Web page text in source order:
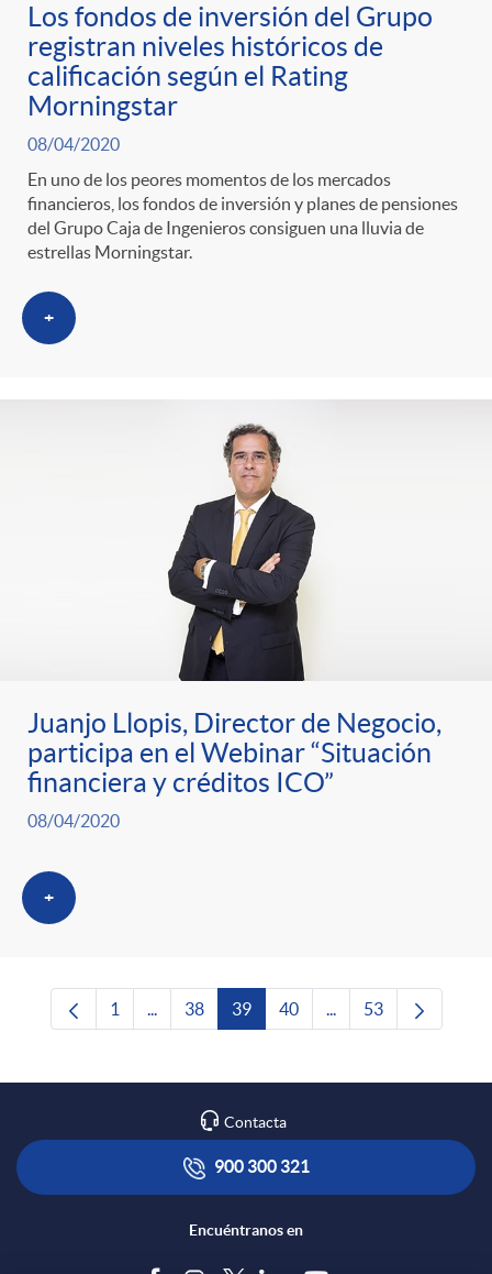
Los fondos de inversión del Grupo
registran niveles históricos de
calificación según el Rating
Morningstar
08/04/2020
En uno de los peores momentos de los mercados
financieros, los fondos de inversión y planes de pensiones
del Grupo Caja de Ingenieros consiguen una lluvia de
estrellas Morningstar.
+
Juanjo Llopis, Director de Negocio,
participa en el Webinar “Situación
financiera y créditos ICO”
08/04/2020
+
Página
1 ...Páginas intermedias Use TAB para
Página
38 Página
39 Página
40 ...Páginas intermedias
Página
53
Contacta
900 300 321
Encuéntranos en